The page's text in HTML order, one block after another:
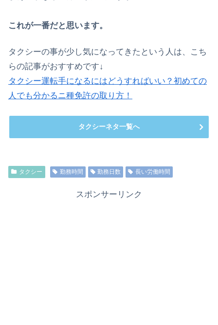
これが一番だと思います。
タクシーの事が少し気になってきたという人は、こち
らの記事がおすすめです↓
タクシー運転手になるにはどうすればいい？初めての
人でも分かるニ種免許の取り方！
タクシーネタ一覧へ
タクシー 勤務時間 勤務日数 長い労働時間
スポンサーリンク